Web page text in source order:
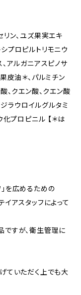
リン、ユズ果実エキ
プロピルトリモニウ
、アルガニアスピノサ
皮油＊、パルミチン
、クエン酸、クエン酸
ラウロイルグルタミ
化プロピニル 【＊は
を広めるための
アスタッフによって
ですが、衛生管理に
ていただく上でも大